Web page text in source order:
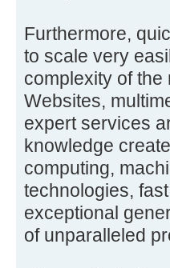
Furthermore,
to scale very
complexity of
Websites,
expert services
knowledge
computing,
technologies,
exceptional
of unparalleled